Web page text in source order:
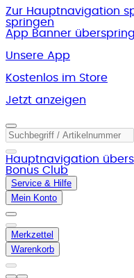
Zur Hauptnavigation
springen
App Banner
Unsere App
Kostenlos im Store
Jetzt anzeigen
Hauptnavigation
Bonus Club
Service & Hilfe
Mein Konto
Merkzettel
Warenkorb